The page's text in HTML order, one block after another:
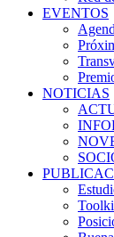
EVENTOS
NOTICIAS